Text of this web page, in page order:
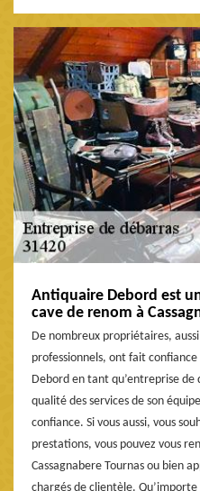
Antiquaire Debord est
cave de renom à
De nombreux propriétaires,
professionnels, ont fait
Debord en tant qu’entreprise de
qualité des services de son
confiance. Si vous aussi, vous
prestations, vous pouvez vous
Cassagnabere Tournas ou bien
chargés de clientèle. Qu’importe